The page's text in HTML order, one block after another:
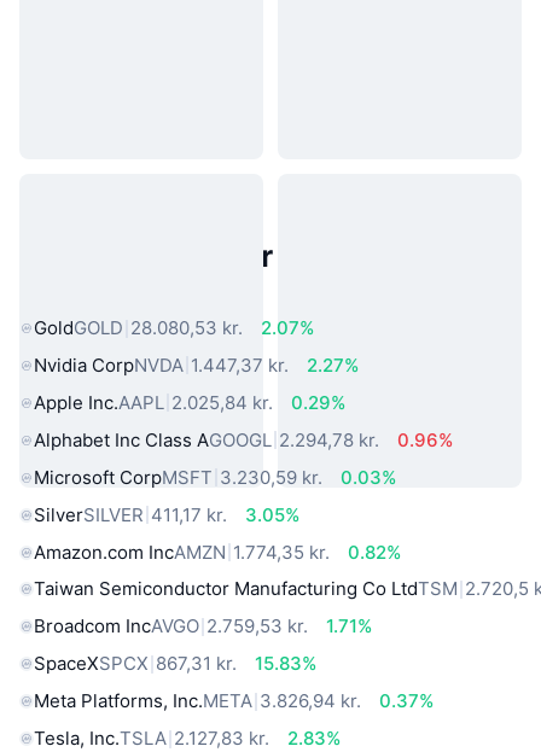
Populære aktiver fra den virkelige
GoldGOLD 28.080,53 kr.
2.07%
Nvidia CorpNVDA 1.447,37 kr.
2.27%
Apple Inc.AAPL 2.025,84 kr.
0.29%
Alphabet Inc Class AGOOGL 2.294,78 kr.
0.96%
Microsoft CorpMSFT 3.230,59 kr.
0.03%
SilverSILVER 411,17 kr.
3.05%
Amazon.com IncAMZN 1.774,35 kr.
0.82%
Taiwan Semiconductor Manufacturing Co LtdTSM 2.720,5
Broadcom IncAVGO 2.759,53 kr.
1.71%
SpaceXSPCX 867,31 kr.
15.83%
Meta Platforms, Inc.META 3.826,94 kr.
0.37%
Tesla, Inc.TSLA 2.127,83 kr.
2.83%